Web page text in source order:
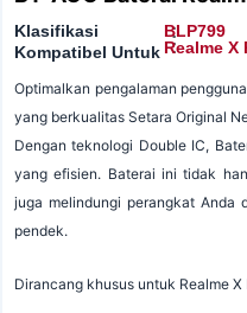
Klasifikasi
Kompatibel Untuk
:
:
BLP799
Realme X
Optimalkan pengalaman
yang berkualitas Setara Original
Dengan teknologi Double IC,
yang efisien. Baterai ini tidak
juga melindungi perangkat Anda
pendek.
Dirancang khusus untuk Realme